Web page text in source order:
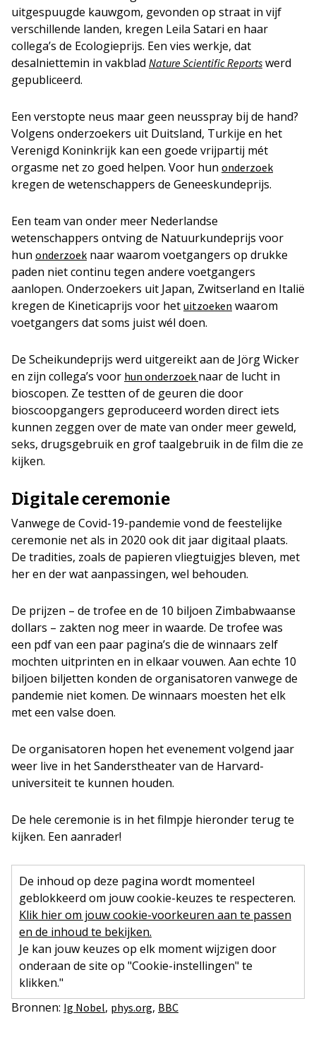
uitgespuugde kauwgom, gevonden op straat in vijf
verschillende landen, kregen Leila Satari en haar
collega’s de Ecologieprijs. Een vies werkje, dat
desalniettemin in vakblad Nature Scientific Reports werd
gepubliceerd.
Een verstopte neus maar geen neusspray bij de hand?
Volgens onderzoekers uit Duitsland, Turkije en het
Verenigd Koninkrijk kan een goede vrijpartij mét
orgasme net zo goed helpen. Voor hun onderzoek
kregen de wetenschappers de Geneeskundeprijs.
Een team van onder meer Nederlandse
wetenschappers ontving de Natuurkundeprijs voor
hun onderzoek naar waarom voetgangers op drukke
paden niet continu tegen andere voetgangers
aanlopen. Onderzoekers uit Japan, Zwitserland en Italië
kregen de Kineticaprijs voor het uitzoeken waarom
voetgangers dat soms juist wél doen.
De Scheikundeprijs werd uitgereikt aan de Jörg Wicker
en zijn collega’s voor hun onderzoek naar de lucht in
bioscopen. Ze testten of de geuren die door
bioscoopgangers geproduceerd worden direct iets
kunnen zeggen over de mate van onder meer geweld,
seks, drugsgebruik en grof taalgebruik in de film die ze
kijken.
Digitale ceremonie
Vanwege de Covid-19-pandemie vond de feestelijke
ceremonie net als in 2020 ook dit jaar digitaal plaats.
De tradities, zoals de papieren vliegtuigjes bleven, met
her en der wat aanpassingen, wel behouden.
De prijzen – de trofee en de 10 biljoen Zimbabwaanse
dollars – zakten nog meer in waarde. De trofee was
een pdf van een paar pagina’s die de winnaars zelf
mochten uitprinten en in elkaar vouwen. Aan echte 10
biljoen biljetten konden de organisatoren vanwege de
pandemie niet komen. De winnaars moesten het elk
met een valse doen.
De organisatoren hopen het evenement volgend jaar
weer live in het Sanderstheater van de Harvard-
universiteit te kunnen houden.
De hele ceremonie is in het filmpje hieronder terug te
kijken. Een aanrader!
De inhoud op deze pagina wordt momenteel
geblokkeerd om jouw cookie-keuzes te respecteren.
Klik hier om jouw cookie-voorkeuren aan te passen
en de inhoud te bekijken.
Je kan jouw keuzes op elk moment wijzigen door
onderaan de site op "Cookie-instellingen" te
klikken."
Bronnen: Ig Nobel, phys.org, BBC